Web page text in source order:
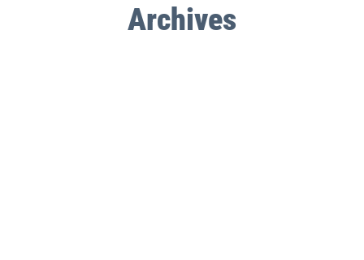
Archives